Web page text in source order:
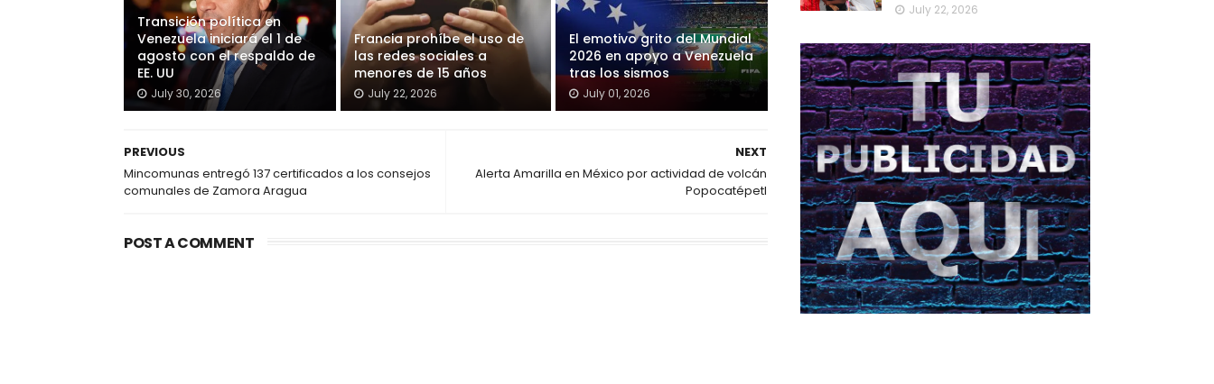
Transición política en
Venezuela iniciará el 1 de
agosto con el respaldo de
EE. UU
July 30, 2026
Francia prohíbe el uso de
las redes sociales a
menores de 15 años
July 22, 2026
El emotivo grito del Mundial
2026 en apoyo a Venezuela
tras los sismos
July 01, 2026
NEXT
Alerta Amarilla en México por actividad de volcán
Popocatépetl
PREVIOUS
Mincomunas entregó 137 certificados a los consejos
comunales de Zamora Aragua
POST A COMMENT
July 22, 2026